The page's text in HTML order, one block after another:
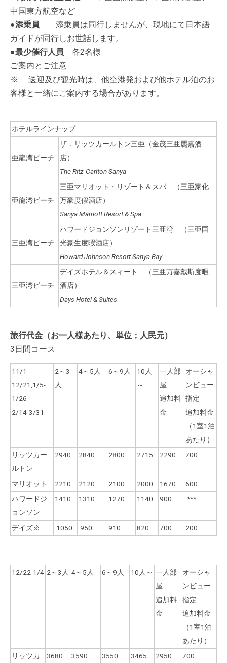
中国東方航空など
●添乗員 添乗員は同行しませんが、現地にて日本語
ガイドが同行しお世話します。
●最少催行人員 各2名様
ご案内とご注意
※ 送迎及び観光時は、他空港発および他ホテル泊のお
客様と一緒にご案内する場合があります。
ホテルラインナップ
亜龍湾ビーチ
ザ．リッツカールトン三亜（金茂三亜麗嘉酒
店）
The Ritz-Carlton Sanya
亜龍湾ビーチ
三亜マリオット・リゾート＆スパ （三亜家化
万豪度假酒店）
Sanya Marriott Resort & Spa
三亜湾ビーチ
ハワードジョンソンリゾート三亜湾
（三亜国
光豪生度暇酒店）
HowardJohnson Resort Sanya Bay
三亜湾ビーチ
デイズホテル＆スィート （三亜万嘉戴斯度暇
酒店）
Days Hotel & Suites
旅行代金 （お一人様あたり、単位；人民元）
3日間コース
11/1-
12/21,1/5-
1/26
2/14-3/31
2～3
人
4～5人 6～9人
10人
～
一人部
屋
追加料
金
オーシャ
ンビュー
指定
追加料金
（1室1泊
あたり）
リッツカー
ルトン
2940 2840 2800 2715 2290 700
マリオット 2210 2120 2100 2000 1670
600
ハワードジ
ョンソン
1410 1310 1270 1140 900 ***
デイズ※ 1050 950 910 820 700 200
12/22-1/4 2～3人 4～5人 6～9人 10人～ 一人部
屋
追加料
金
オーシャ
ンビュー
指定
追加料金
（1室1泊
あたり）
リッツカ
3680 3590 3550 3465 2950 700